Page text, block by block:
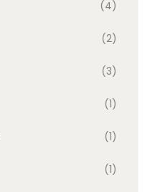
(4)
(2)
(3)
(1)
(1)
(1)